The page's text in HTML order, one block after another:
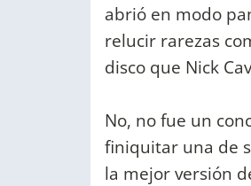
abrió en modo
relucir rarezas
disco que Nick
No, no fue un
finiquitar una de
la mejor versión